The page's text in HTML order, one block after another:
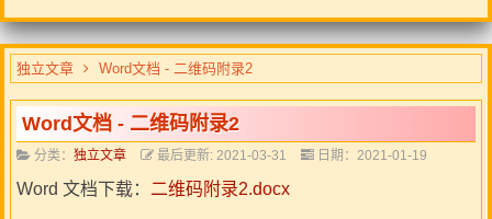
独立文章 Word文档 - 二维码附录2
Word文档 - 二维码附录2
分类： 独立文章 最后更新: 2021-03-31 日期：2021-01-19
Word 文档下载： 二维码附录2.docx